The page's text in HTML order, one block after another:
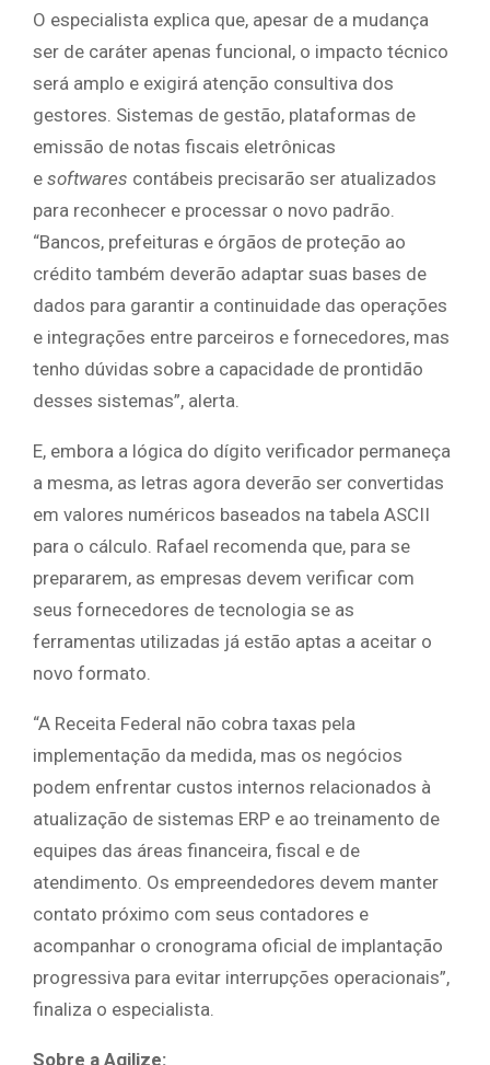
O especialista explica que, apesar de a mudança
ser de caráter apenas funcional, o impacto técnico
será amplo e exigirá atenção consultiva dos
gestores. Sistemas de gestão, plataformas de
emissão de notas fiscais eletrônicas
e softwares contábeis precisarão ser atualizados
para reconhecer e processar o novo padrão.
“Bancos, prefeituras e órgãos de proteção ao
crédito também deverão adaptar suas bases de
dados para garantir a continuidade das operações
e integrações entre parceiros e fornecedores, mas
tenho dúvidas sobre a capacidade de prontidão
desses sistemas”, alerta.
E, embora a lógica do dígito verificador permaneça
a mesma, as letras agora deverão ser convertidas
em valores numéricos baseados na tabela ASCII
para o cálculo. Rafael recomenda que, para se
prepararem, as empresas devem verificar com
seus fornecedores de tecnologia se as
ferramentas utilizadas já estão aptas a aceitar o
novo formato.
“A Receita Federal não cobra taxas pela
implementação da medida, mas os negócios
podem enfrentar custos internos relacionados à
atualização de sistemas ERP e ao treinamento de
equipes das áreas financeira, fiscal e de
atendimento. Os empreendedores devem manter
contato próximo com seus contadores e
acompanhar o cronograma oficial de implantação
progressiva para evitar interrupções operacionais”,
finaliza o especialista.
Sobre a Agilize: